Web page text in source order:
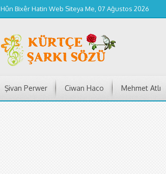
Hûn Bixêr Hatin Web Siteya Me, 07 Ağustos 2026
Şivan Perwer Ciwan Haco Mehmet Atlı